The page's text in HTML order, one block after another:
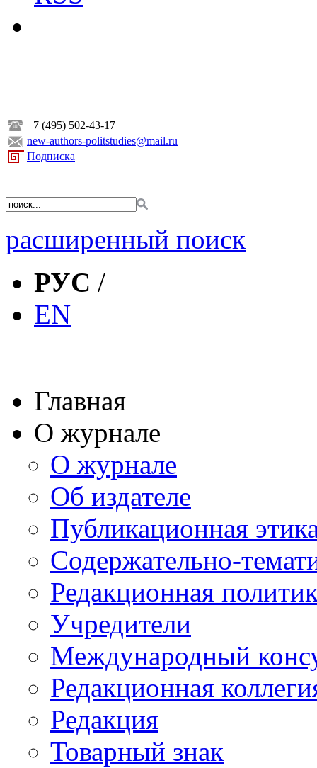
+7 (495) 502-43-17
new-authors-politstudies@mail.ru
Подписка
расширенный поиск
РУС /
EN
Главная
О журнале
О журнале
Об издателе
Публикационная
Содержательно-
Редакционная
Учредители
Международный
Редакционная
Редакция
Товарный знак